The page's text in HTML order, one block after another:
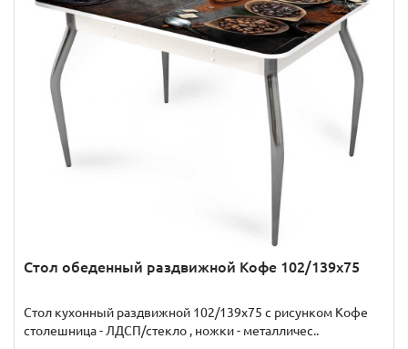
Стол обеденный раздвижной Кофе 102/139х75
Стол кухонный раздвижной 102/139x75 с рисунком Кофе
столешница - ЛДСП/стекло , ножки - металличес..